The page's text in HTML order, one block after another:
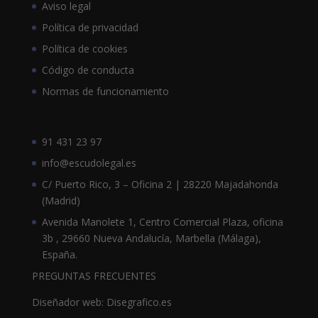
Aviso legal
Política de privacidad
Política de cookies
Código de conducta
Normas de funcionamiento
91 431 23 97
info@escudolegal.es
C/ Puerto Rico, 3 – Oficina 2 | 28220 Majadahonda
(Madrid)
Avenida Manolete 1, Centro Comercial Plaza, oficina
3b , 29660 Nueva Andalucía, Marbella (Málaga),
España.
PREGUNTAS FRECUENTES
Diseñador web: Disegrafico.es